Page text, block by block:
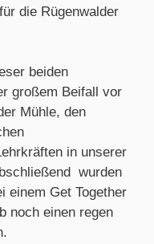
die Rügenwalder
beiden
großem Beifall vor
Mühle, den
in unserer
wurden
einem Get Together
noch einen regen